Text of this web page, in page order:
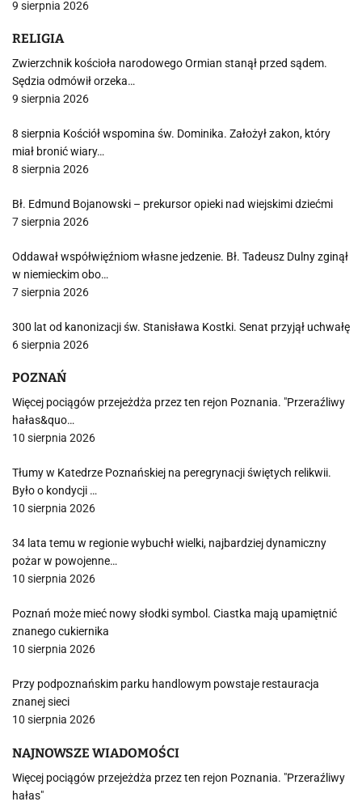
9 sierpnia 2026
RELIGIA
Zwierzchnik kościoła narodowego Ormian stanął przed sądem.
Sędzia odmówił orzeka…
9 sierpnia 2026
8 sierpnia Kościół wspomina św. Dominika. Założył zakon, który
miał bronić wiary…
8 sierpnia 2026
Bł. Edmund Bojanowski – prekursor opieki nad wiejskimi dziećmi
7 sierpnia 2026
Oddawał współwięźniom własne jedzenie. Bł. Tadeusz Dulny zginął
w niemieckim obo…
7 sierpnia 2026
300 lat od kanonizacji św. Stanisława Kostki. Senat przyjął uchwałę
6 sierpnia 2026
POZNAŃ
Więcej pociągów przejeżdża przez ten rejon Poznania. "Przeraźliwy
hałas&quo…
10 sierpnia 2026
Tłumy w Katedrze Poznańskiej na peregrynacji świętych relikwii.
Było o kondycji …
10 sierpnia 2026
34 lata temu w regionie wybuchł wielki, najbardziej dynamiczny
pożar w powojenne…
10 sierpnia 2026
Poznań może mieć nowy słodki symbol. Ciastka mają upamiętnić
znanego cukiernika
10 sierpnia 2026
Przy podpoznańskim parku handlowym powstaje restauracja
znanej sieci
10 sierpnia 2026
NAJNOWSZE WIADOMOŚCI
Więcej pociągów przejeżdża przez ten rejon Poznania. "Przeraźliwy
hałas"